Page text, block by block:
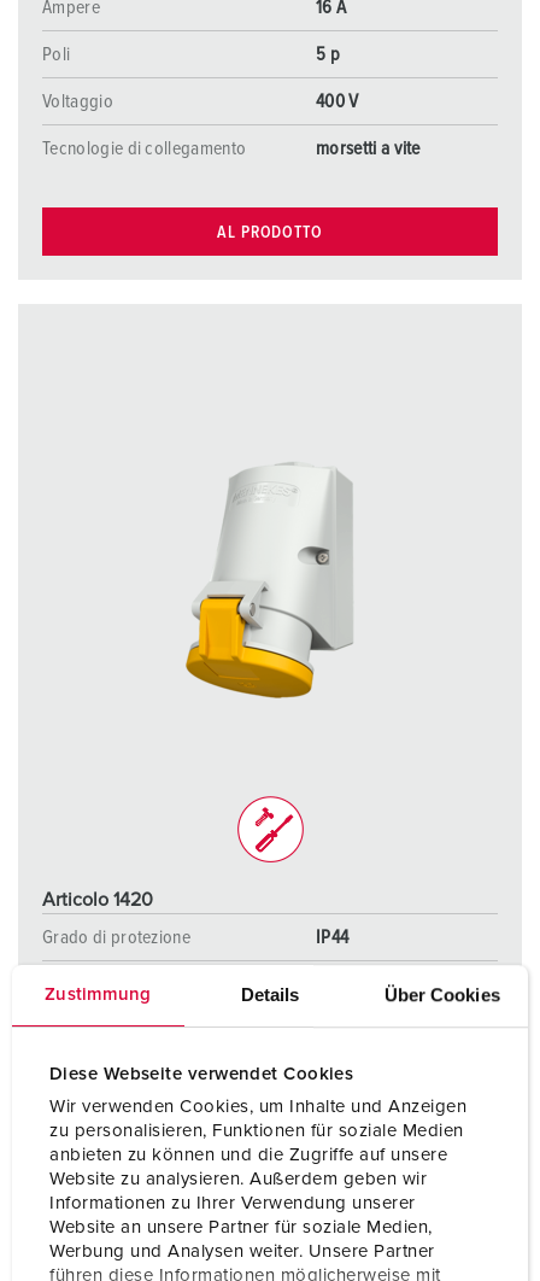
Zustimmung Details Über Cookies
Diese Webseite verwendet Cookies
Wir verwenden Cookies, um Inhalte und Anzeigen
zu personalisieren, Funktionen für soziale Medien
anbieten zu können und die Zugriffe auf unsere
Website zu analysieren. Außerdem geben wir
Informationen zu Ihrer Verwendung unserer
Website an unsere Partner für soziale Medien,
Werbung und Analysen weiter. Unsere Partner
führen diese Informationen möglicherweise mit
Ampere 16 A
Poli 5 p
Voltaggio 400 V
Tecnologie di collegamento morsetti a vite
AL PRODOTTO
Articolo 1420
Grado di protezione
IP44
Ampere
Poli 3 p
Voltaggio 110 V
Tecnologie di collegamento morsetti a vite
AL PRODOTTO